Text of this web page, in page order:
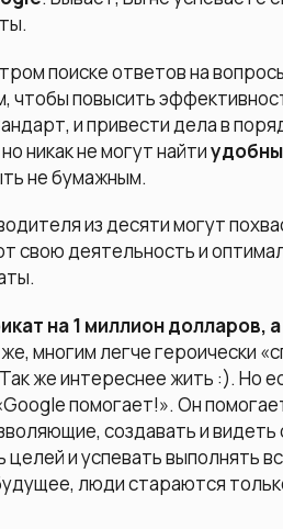
поиске ответов на
чтобы повысить
и привести дела в
никак не могут найти
не бумажным.
из десяти могут
свою деятельность и
на 1 миллион долларов,
многим легче героически
же интереснее жить :). Но
помогает!». Он
создавать и
и успевать выполнять
люди стараются